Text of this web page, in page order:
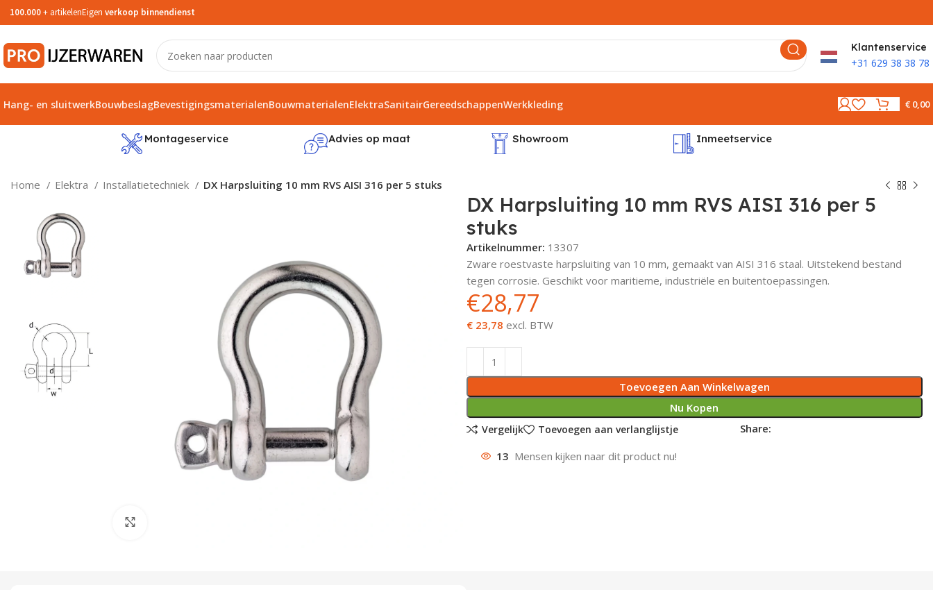
100.000+ artikelenEigen verkoop binnendienst
Klantenservice
+31 629 38 38 78
Hang- en sluitwerkBouwbeslagBevestigingsmaterialenBouwmaterialenElektraSanitairGereedschappenWerkkleding €0,00
Montageservice Advies op maat Showroom Inmeetservice
Home Elektra Installatietechniek DX Harpsluiting 10 mm RVS AISI 316 per 5 stuks
DX Harpsluiting 10 mm RVS AISI 316 per 5
stuks
Artikelnummer: 13307
Zware roestvaste harpsluiting van 10 mm, gemaakt van AISI 316 staal. Uitstekend bestand
tegen corrosie. Geschikt voor maritieme, industriële en buitentoepassingen.
€28,77
€ 23,78 excl. BTW
Toevoegen Aan Winkelwagen
Nu Kopen
Vergelijk Toevoegen aan verlanglijstje Share:
13 Mensen kijken naar dit product nu!